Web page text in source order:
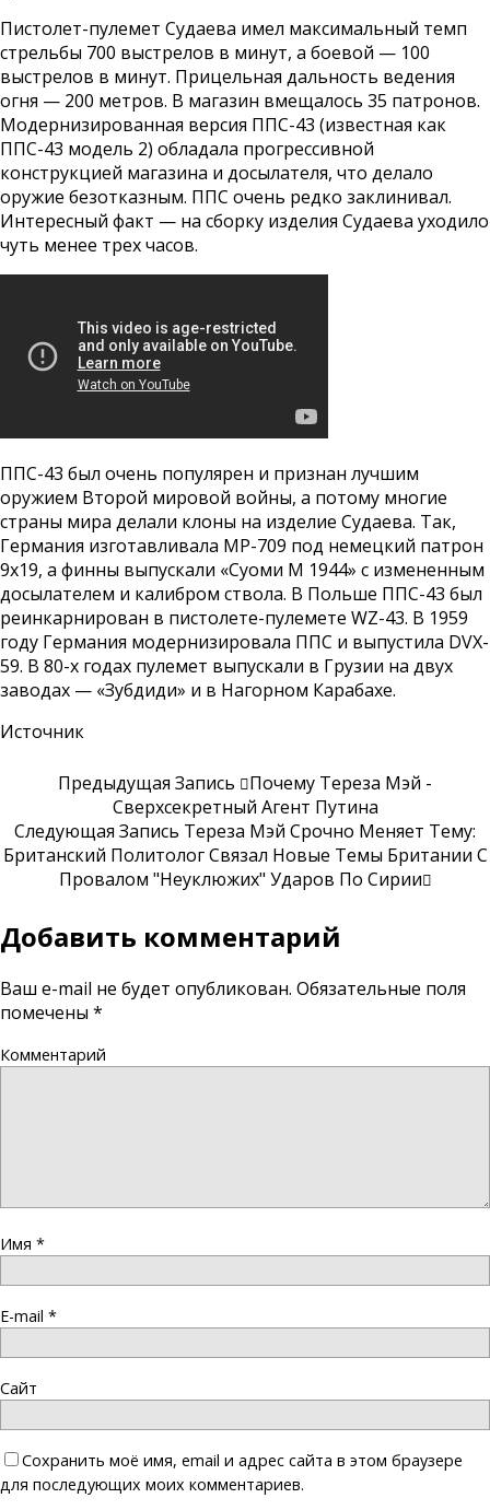
Пистолет-пулемет Судаева имел максимальный темп
стрельбы 700 выстрелов в минут, а боевой — 100
выстрелов в минут. Прицельная дальность ведения
огня — 200 метров. В магазин вмещалось 35 патронов.
Модернизированная версия ППС-43 (известная как
ППС-43 модель 2) обладала прогрессивной
конструкцией магазина и досылателя, что делало
оружие безотказным. ППС очень редко заклинивал.
Интересный факт — на сборку изделия Судаева уходило
чуть менее трех часов.
ППС-43 был очень популярен и признан лучшим
оружием Второй мировой войны, а потому многие
страны мира делали клоны на изделие Судаева. Так,
Германия изготавливала МР-709 под немецкий патрон
9х19, а финны выпускали «Суоми М 1944» с измененным
досылателем и калибром ствола. В Польше ППС-43 был
реинкарнирован в пистолете-пулемете WZ-43. В 1959
году Германия модернизировала ППС и выпустила DVX-
59. В 80-х годах пулемет выпускали в Грузии на двух
заводах — «Зубдиди» и в Нагорном Карабахе.
Источник
Предыдущая Запись
Почему Тереза Мэй -
Сверхсекретный Агент Путина
Следующая Запись Тереза Мэй Срочно Меняет Тему:
Британский Политолог Связал Новые Темы Британии С
Провалом "неуклюжих" Ударов По Сирии
Добавить комментарий
Ваш e-mail не будет опубликован. Обязательные поля
помечены *
Комментарий
Имя *
E-mail *
Сайт
Сохранить моё имя, email и адрес сайта в этом браузере
для последующих моих комментариев.